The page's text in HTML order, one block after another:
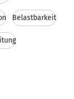
Belastbarkeit